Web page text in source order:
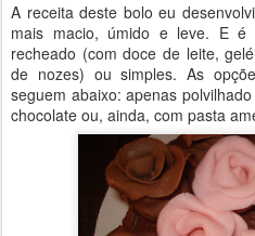
A receita deste bolo eu
mais macio, úmido e leve. E
recheado (com doce de leite,
de nozes) ou simples. As
seguem abaixo: apenas
chocolate ou, ainda, com pasta